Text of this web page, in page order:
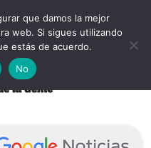
que damos la mejor
web. Si sigues utilizando
estás de acuerdo.
No